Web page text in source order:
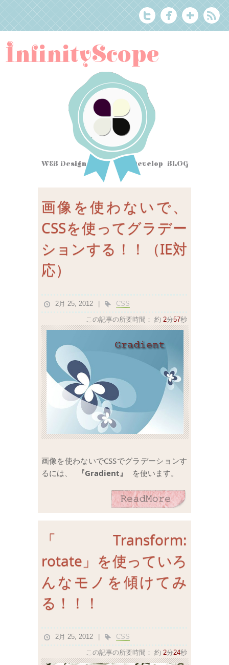
InfinityScope
WEB Design Tips Develop BLOG
画像を使わないで、
CSSを使ってグラデー
ションする！！（IE対
応）
2月 25, 2012 CSS
この記事の所要時間：約2分57秒
画像を使わないでCSSでグラデーションす
るには、
『Gradient』 を使います。
「Transform:
rotate」を使っていろ
んなモノを傾けてみ
る！！！
2月 25, 2012 CSS
この記事の所要時間：約2分24秒